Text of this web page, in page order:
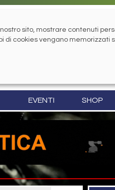
EVENTI SHOP
sito, mostrare contenuti
cookies vengano